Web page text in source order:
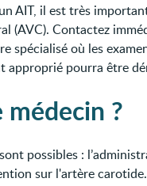
AIT, il est très
(AVC). Contactez
spécialisé où les
approprié pourra être
?
possibles :
sur l'artère carotide.